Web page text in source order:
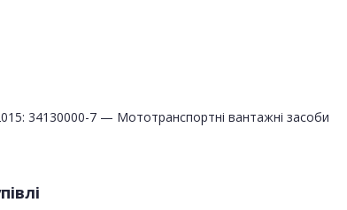
34130000-7 — Мототранспортні вантажні засоби